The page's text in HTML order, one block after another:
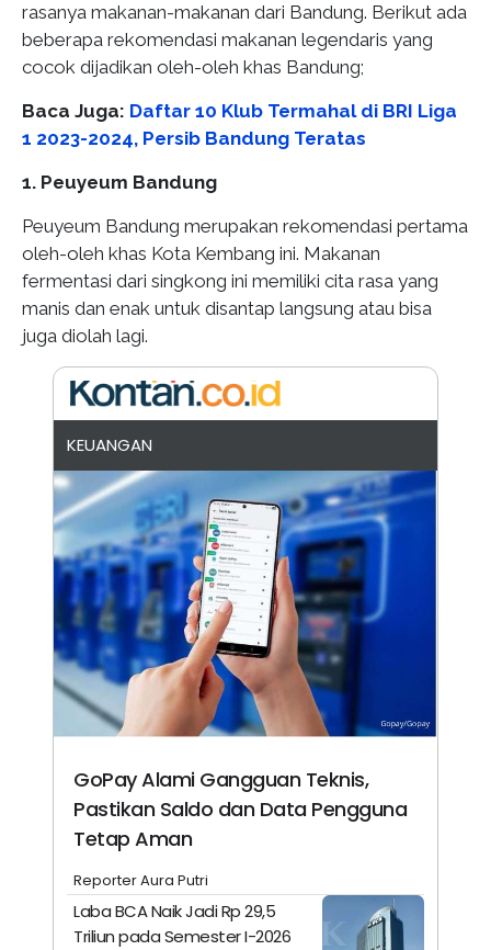
rasanya makanan-makanan dari Bandung. Berikut ada
beberapa rekomendasi makanan legendaris yang
cocok dijadikan oleh-oleh khas Bandung;
Baca Juga: Daftar 10 Klub Termahal di BRI Liga
1 2023-2024, Persib Bandung Teratas
1. Peuyeum Bandung
Peuyeum Bandung merupakan rekomendasi pertama
oleh-oleh khas Kota Kembang ini. Makanan
fermentasi dari singkong ini memiliki cita rasa yang
manis dan enak untuk disantap langsung atau bisa
juga diolah lagi.
KEUANGAN
GoPay Alami Gangguan Teknis,
Pastikan Saldo dan Data Pengguna
Tetap Aman
Reporter Aura Putri
Laba BCA Naik Jadi Rp 29,5
Triliun pada Semester I-2026